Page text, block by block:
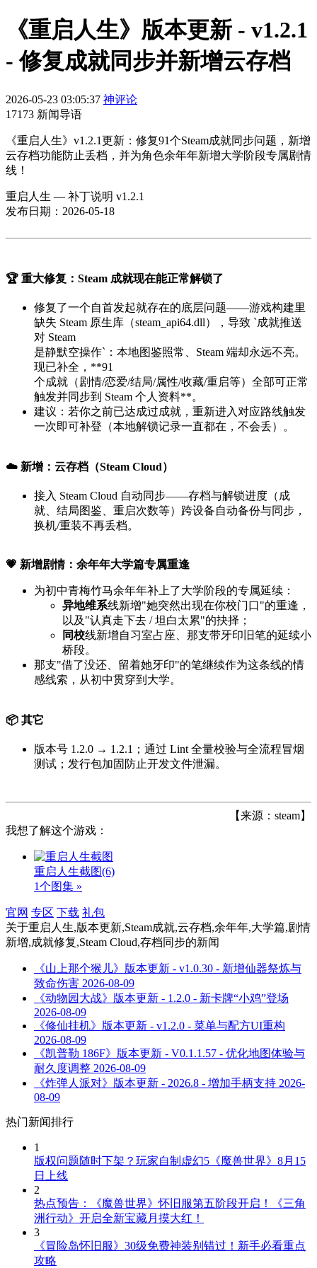
《重启人生》版本更新 - v1.2.1
- 修复成就同步并新增云存档
2026-05-23 03:05:37 神评论
17173 新闻导语
《重启人生》v1.2.1更新：修复91个Steam成就同步问题，新增
云存档功能防止丢档，并为角色余年年新增大学阶段专属剧情
线！
重启人生 — 补丁说明 v1.2.1
发布日期：2026-05-18
🏆 重大修复：Steam 成就现在能正常解锁了
修复了一个自首发起就存在的底层问题——游戏构建里
缺失 Steam 原生库（steam_api64.dll），导致 `成就推送
对 Steam
是静默空操作`：本地图鉴照常、Steam 端却永远不亮。
现已补全，**91
个成就（剧情/恋爱/结局/属性/收藏/重启等）全部可正常
触发并同步到 Steam 个人资料**。
建议：若你之前已达成过成就，重新进入对应路线触发
一次即可补登（本地解锁记录一直都在，不会丢）。
☁️ 新增：云存档（Steam Cloud）
接入 Steam Cloud 自动同步——存档与解锁进度（成
就、结局图鉴、重启次数等）跨设备自动备份与同步，
换机/重装不再丢档。
💗 新增剧情：余年年大学篇专属重逢
为初中青梅竹马余年年补上了大学阶段的专属延续：
异地维系线新增"她突然出现在你校门口"的重逢，
以及"认真走下去 / 坦白太累"的抉择；
同校线新增自习室占座、那支带牙印旧笔的延续小
桥段。
那支"借了没还、留着她牙印"的笔继续作为这条线的情
感线索，从初中贯穿到大学。
📦 其它
版本号 1.2.0 → 1.2.1；通过 Lint 全量校验与全流程冒烟
测试；发行包加固防止开发文件泄漏。
【来源：steam】
我想了解这个游戏：
重启人生截图(6)
1个图集 »
官网 专区 下载 礼包
关于重启人生,版本更新,Steam成就,云存档,余年年,大学篇,剧情
新增,成就修复,Steam Cloud,存档同步的新闻
《山上那个猴儿》版本更新 - v1.0.30 - 新增仙器祭炼与
致命伤害 2026-08-09
《动物园大战》版本更新 - 1.2.0 - 新卡牌“小鸡”登场
2026-08-09
《修仙挂机》版本更新 - v1.2.0 - 菜单与配方UI重构
2026-08-09
《凯普勒 186F》版本更新 - V0.1.1.57 - 优化地图体验与
耐久度调整 2026-08-09
《炸弹人派对》版本更新 - 2026.8 - 增加手柄支持 2026-
08-09
热门新闻排行
1
版权问题随时下架？玩家自制虚幻5《魔兽世界》8月15
日上线
2
热点预告：《魔兽世界》怀旧服第五阶段开启！《三角
洲行动》开启全新宝藏月摸大红！
3
《冒险岛怀旧服》30级免费神装别错过！新手必看重点
攻略